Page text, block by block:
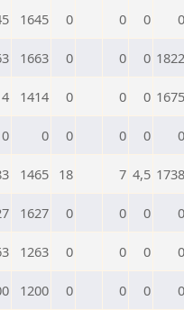
1645 0 0 0 0
1663 0 0 0 1822
1414 0 0 0 1675
0 0 0 0 0 0
1465 18 7 4,5 1738
1627 0 0 0 0
1263 0 0 0 0
1200 0 0 0 0